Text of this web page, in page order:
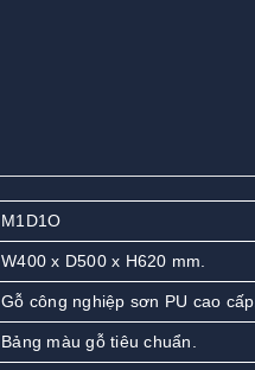
M1D1O
W400 x D500 x H620 mm.
Gỗ công nghiệp sơn PU cao cấp.
Bảng màu gỗ tiêu chuẩn.